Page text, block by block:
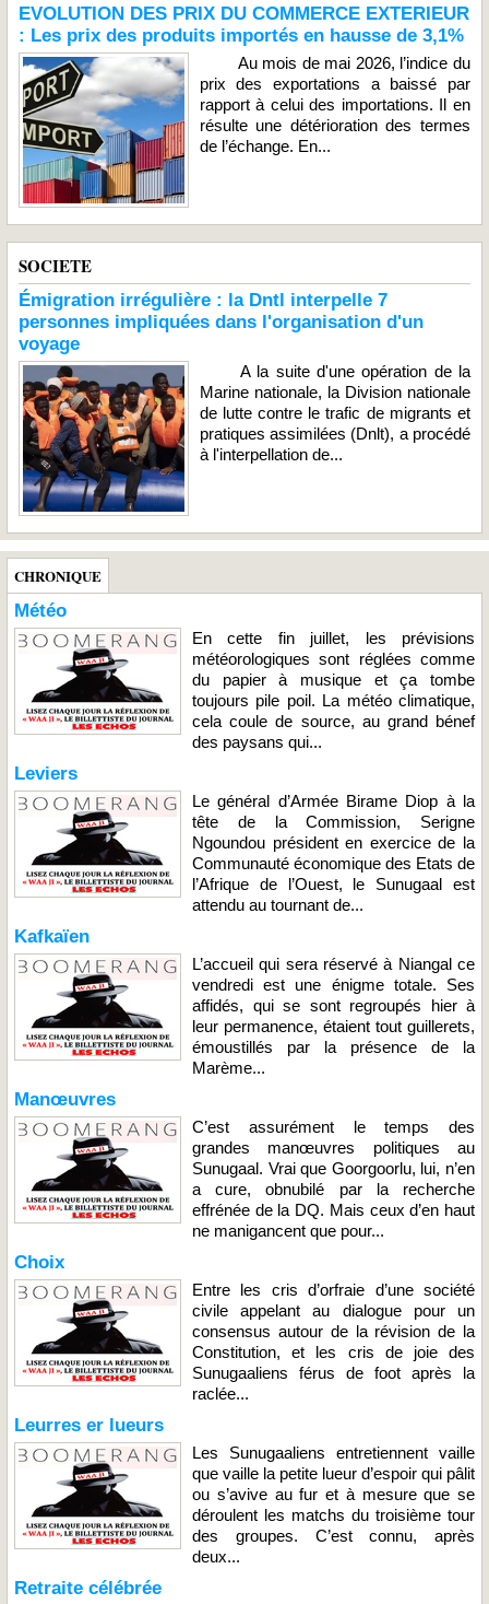
EVOLUTION DES PRIX DU COMMERCE EXTERIEUR
: Les prix des produits importés en hausse de 3,1%
Au mois de mai 2026, l’indice du
prix des exportations a baissé par
rapport à celui des importations. Il en
résulte une détérioration des termes
de l’échange. En...
SOCIETE
Émigration irrégulière : la Dntl interpelle 7
personnes impliquées dans l'organisation d'un
voyage
A la suite d'une opération de la
Marine nationale, la Division nationale
de lutte contre le trafic de migrants et
pratiques assimilées (Dnlt), a procédé
à l'interpellation de...
CHRONIQUE
Météo
En cette fin juillet, les prévisions
météorologiques sont réglées comme
du papier à musique et ça tombe
toujours pile poil. La météo climatique,
cela coule de source, au grand bénef
des paysans qui...
Leviers
Le général d’Armée Birame Diop à la
tête de la Commission, Serigne
Ngoundou président en exercice de la
Communauté économique des Etats de
l’Afrique de l’Ouest, le Sunugaal est
attendu au tournant de...
Kafkaïen
L’accueil qui sera réservé à Niangal ce
vendredi est une énigme totale. Ses
affidés, qui se sont regroupés hier à
leur permanence, étaient tout guillerets,
émoustillés par la présence de la
Marème...
Manœuvres
C’est assurément le temps des
grandes manœuvres politiques au
Sunugaal. Vrai que Goorgoorlu, lui, n’en
a cure, obnubilé par la recherche
effrénée de la DQ. Mais ceux d’en haut
ne manigancent que pour...
Choix
Entre les cris d’orfraie d’une société
civile appelant au dialogue pour un
consensus autour de la révision de la
Constitution, et les cris de joie des
Sunugaaliens férus de foot après la
raclée...
Leurres er lueurs
Les Sunugaaliens entretiennent vaille
que vaille la petite lueur d’espoir qui pâlit
ou s’avive au fur et à mesure que se
déroulent les matchs du troisième tour
des groupes. C’est connu, après
deux...
Retraite célébrée